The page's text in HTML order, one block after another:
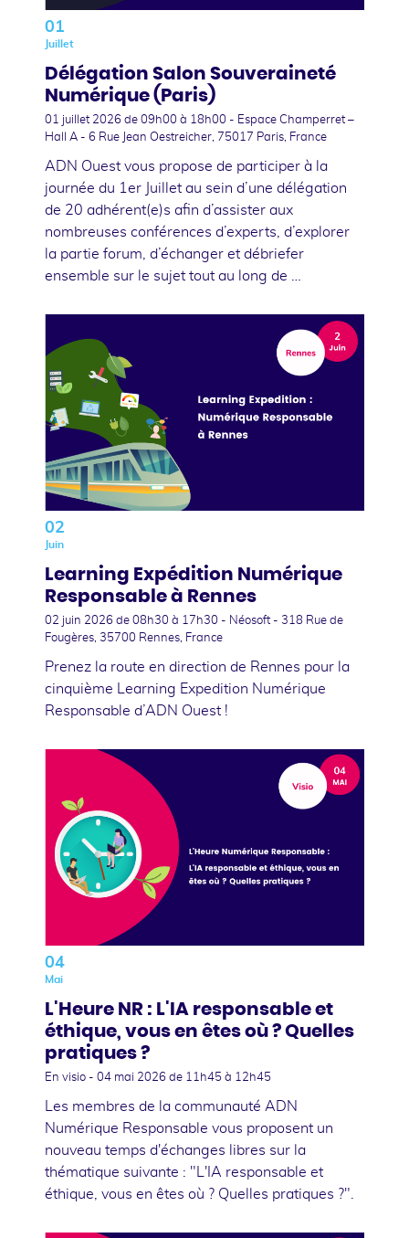
01
Juillet
Délégation Salon Souveraineté
Numérique (Paris)
01 juillet 2026 de 09h00 à 18h00 - Espace Champerret –
Hall A - 6 Rue Jean Oestreicher, 75017 Paris, France
ADN Ouest vous propose de participer à la
journée du 1er Juillet au sein d’une délégation
de 20 adhérent(e)s afin d’assister aux
nombreuses conférences d’experts, d’explorer
la partie forum, d’échanger et débriefer
ensemble sur le sujet tout au long de …
02
Juin
Learning Expédition Numérique
Responsable à Rennes
02 juin 2026 de 08h30 à 17h30 - Néosoft - 318 Rue de
Fougères, 35700 Rennes, France
Prenez la route en direction de Rennes pour la
cinquième Learning Expedition Numérique
Responsable d’ADN Ouest !
04
Mai
L'Heure NR : L'IA responsable et
éthique, vous en êtes où ? Quelles
pratiques ?
En visio - 04 mai 2026 de 11h45 à 12h45
Les membres de la communauté ADN
Numérique Responsable vous proposent un
nouveau temps d'échanges libres sur la
thématique suivante : "L'IA responsable et
éthique, vous en êtes où ? Quelles pratiques ?".